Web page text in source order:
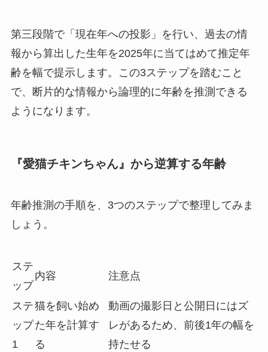
第三段階で「現在年への投影」を行い、過去の情
報から算出した生年を2025年に当てはめて推定年
齢を幅で提示します。この3ステップを踏むこと
で、断片的な情報から論理的に年齢を推測できる
ようになります。
『愛猫チキンちゃん』から逆算する年齢
年齢推測の手順を、3つのステップで整理してみま
しょう。
ステ
ップ
内容 注意点
ステ
ップ
1
猫を飼い始め
た年を計算す
る
動画の撮影日と公開日にはズ
レがあるため、前後1年の幅を
持たせる